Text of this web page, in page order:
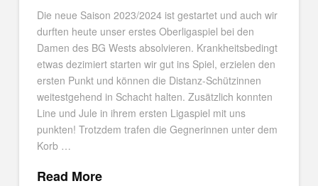
Die neue Saison 2023/2024 ist gestartet und auch wir
durften heute unser erstes Oberligaspiel bei den
Damen des BG Wests absolvieren. Krankheitsbedingt
etwas dezimiert starten wir gut ins Spiel, erzielen den
ersten Punkt und können die Distanz-Schützinnen
weitestgehend in Schacht halten. Zusätzlich konnten
Line und Jule in ihrem ersten Ligaspiel mit uns
punkten! Trotzdem trafen die Gegnerinnen unter dem
Korb …
Read More